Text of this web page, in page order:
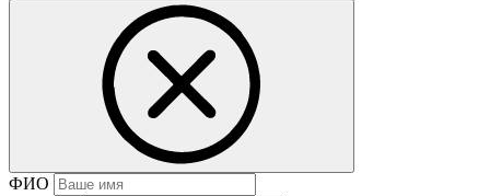
ФИО